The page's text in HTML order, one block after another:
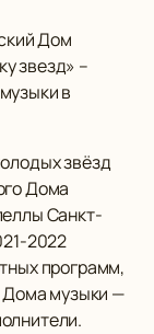
Дом
звезд» –
в
звёзд
Дома
Санкт-
2022
программ,
Дома музыки —